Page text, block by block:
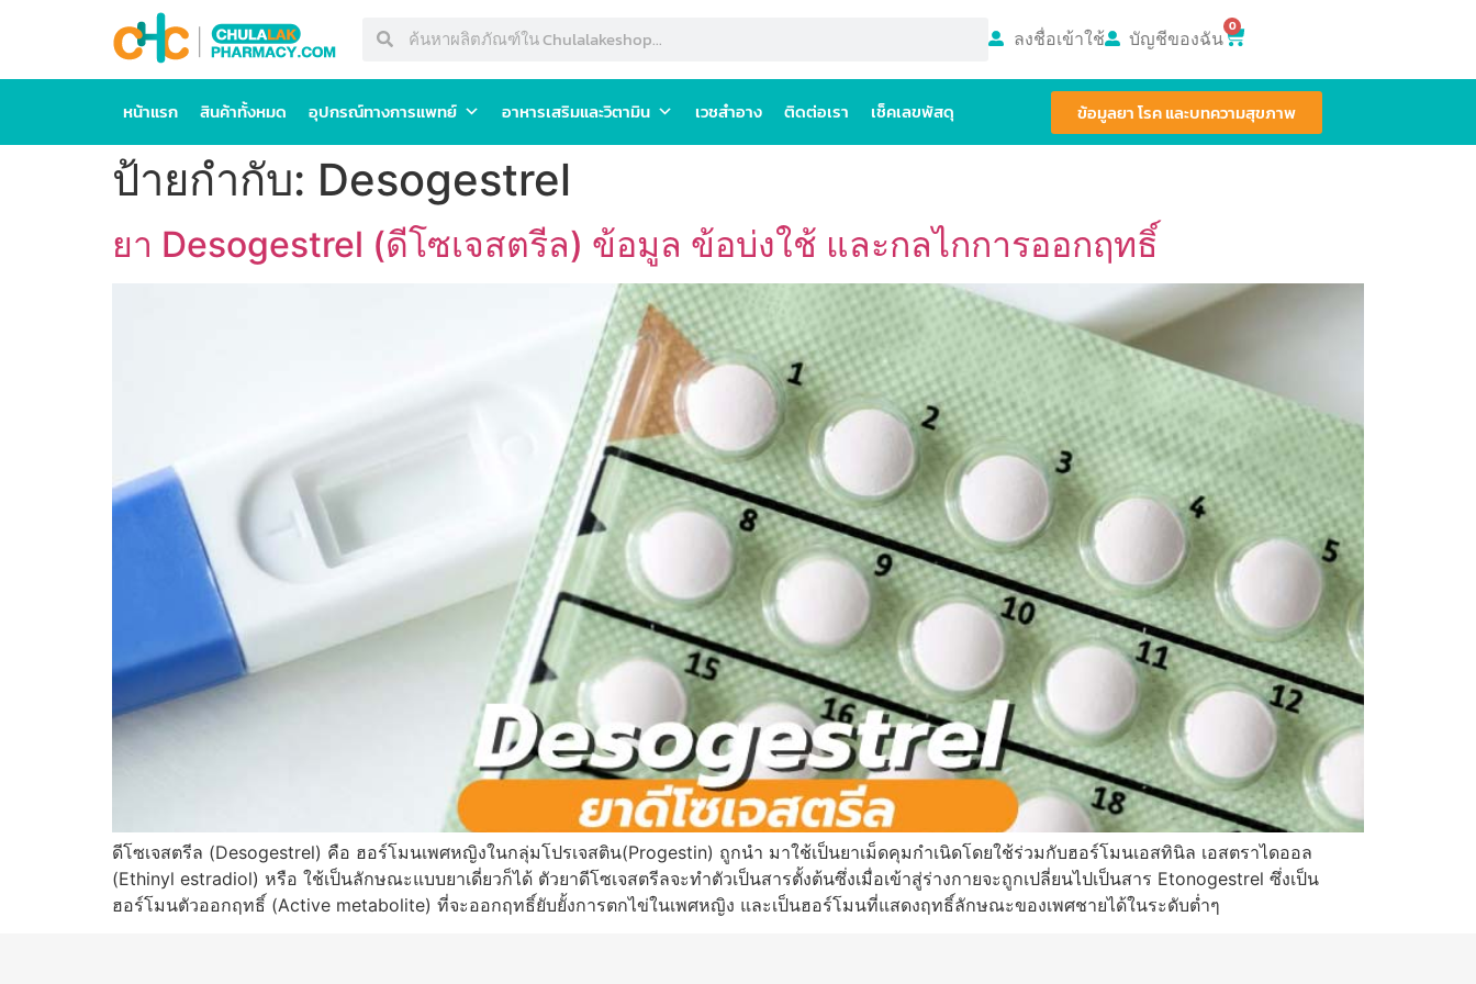
ลงชื่อเข้าใช้ บัญชีของฉัน 0
หน้าแรก สินค้าทั้งหมด อุปกรณ์ทางการแพทย์ อาหารเสริมและวิตามิน เวชสำอาง ติดต่อเรา เช็คเลขพัสดุ ข้อมูลยา โรค และบทความสุขภาพ
ป้ายกำกับ: Desogestrel
ยา Desogestrel (ดีโซเจสตรีล) ข้อมูล ข้อบ่งใช้ และกลไกการออกฤทธิ์
ดีโซเจสตรีล (Desogestrel) คือ ฮอร์โมนเพศหญิงในกลุ่มโปรเจสติน(Progestin) ถูกนำ มาใช้เป็นยาเม็ดคุมกำเนิดโดยใช้ร่วมกับฮอร์โมนเอสทินิล เอสตราไดออล
(Ethinyl estradiol) หรือ ใช้เป็นลักษณะแบบยาเดี่ยวก็ได้ ตัวยาดีโซเจสตรีลจะทำตัวเป็นสารตั้งต้นซึ่งเมื่อเข้าสู่ร่างกายจะถูกเปลี่ยนไปเป็นสาร Etonogestrel ซึ่งเป็น
ฮอร์โมนตัวออกฤทธิ์ (Active metabolite) ที่จะออกฤทธิ์ยับยั้งการตกไข่ในเพศหญิง และเป็นฮอร์โมนที่แสดงฤทธิ์ลักษณะของเพศชายได้ในระดับต่ำๆ